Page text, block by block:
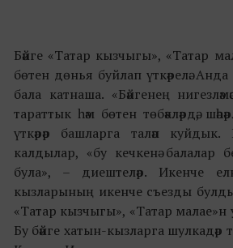
Бәйге «Татар кызчыгы», «Татар
бөтен дөнья буйлап үткәрелә.
бала катнаша. «Бәйгенең
тараттык һәм бөтен төбәкләрдә,
үткәрәр башларга таләп
калдылар, «бу кечкенә балалар
була», – диештеләр. Икенче
кызларының икенче съезды
«Татар кызчыгы», «Татар малае»н
Бу бәйге хатын-кызларга шулкадәр